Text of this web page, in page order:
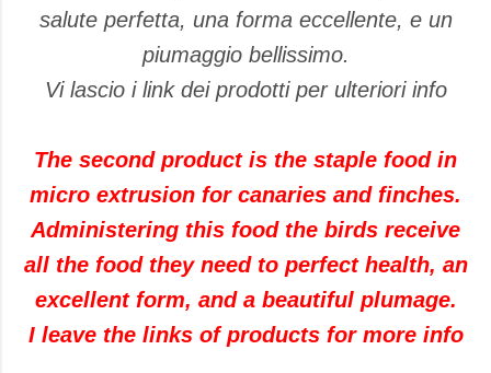
salute perfetta, una forma eccellente, e un
piumaggio bellissimo.
Vi lascio i link dei prodotti per ulteriori info
The second product is the staple food in
micro extrusion for canaries and finches.
Administering this food the birds receive
all the food they need to perfect health, an
excellent form, and a beautiful plumage.
I leave the links of products for more info